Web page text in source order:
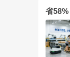
省